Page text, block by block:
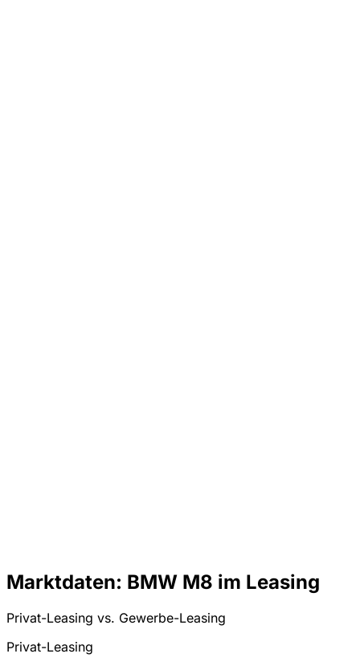
Marktdaten: BMW M8 im Leasing
Privat-Leasing vs. Gewerbe-Leasing
Privat-Leasing